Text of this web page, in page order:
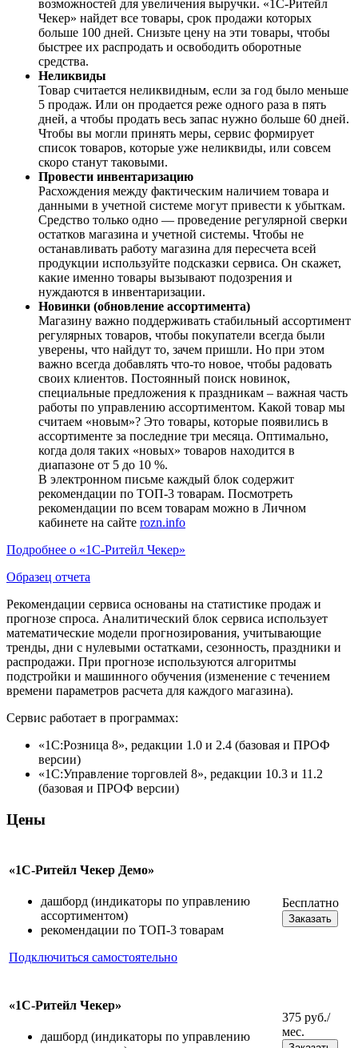
возможностей для увеличения выручки. «1С-Ритейл
Чекер» найдет все товары, срок продажи которых
больше 100 дней. Снизьте цену на эти товары, чтобы
быстрее их распродать и освободить оборотные
средства.
Неликвиды
Товар считается неликвидным, если за год было меньше
5 продаж. Или он продается реже одного раза в пять
дней, а чтобы продать весь запас нужно больше 60 дней.
Чтобы вы могли принять меры, сервис формирует
список товаров, которые уже неликвиды, или совсем
скоро станут таковыми.
Провести инвентаризацию
Расхождения между фактическим наличием товара и
данными в учетной системе могут привести к убыткам.
Средство только одно — проведение регулярной сверки
остатков магазина и учетной системы. Чтобы не
останавливать работу магазина для пересчета всей
продукции используйте подсказки сервиса. Он скажет,
какие именно товары вызывают подозрения и
нуждаются в инвентаризации.
Новинки (обновление ассортимента)
Магазину важно поддерживать стабильный ассортимент
регулярных товаров, чтобы покупатели всегда были
уверены, что найдут то, зачем пришли. Но при этом
важно всегда добавлять что-то новое, чтобы радовать
своих клиентов. Постоянный поиск новинок,
специальные предложения к праздникам – важная часть
работы по управлению ассортиментом. Какой товар мы
считаем «новым»? Это товары, которые появились в
ассортименте за последние три месяца. Оптимально,
когда доля таких «новых» товаров находится в
диапазоне от 5 до 10 %.
В электронном письме каждый блок содержит
рекомендации по ТОП-3 товарам. Посмотреть
рекомендации по всем товарам можно в Личном
кабинете на сайте rozn.info
Подробнее о «1С-Ритейл Чекер»
Образец отчета
Рекомендации сервиса основаны на статистике продаж и
прогнозе спроса. Аналитический блок сервиса использует
математические модели прогнозирования, учитывающие
тренды, дни с нулевыми остатками, сезонность, праздники и
распродажи. При прогнозе используются алгоритмы
подстройки и машинного обучения (изменение с течением
времени параметров расчета для каждого магазина).
Сервис работает в программах:
«1С:Розница 8», редакции 1.0 и 2.4 (базовая и ПРОФ
версии)
«1С:Управление торговлей 8», редакции 10.3 и 11.2
(базовая и ПРОФ версии)
Цены
«1С-Ритейл Чекер Демо»
дашборд (индикаторы по управлению
ассортиментом)
рекомендации по ТОП-3 товарам
Подключиться самостоятельно
Бесплатно
Заказать
«1С-Ритейл Чекер»
дашборд (индикаторы по управлению
375 руб./
мес.